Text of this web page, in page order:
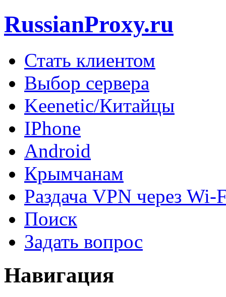
RussianProxy.ru
Стать клиентом
Выбор сервера
Keenetic/Китайцы
IPhone
Android
Крымчанам
Раздача VPN через Wi-
Поиск
Задать вопрос
Навигация